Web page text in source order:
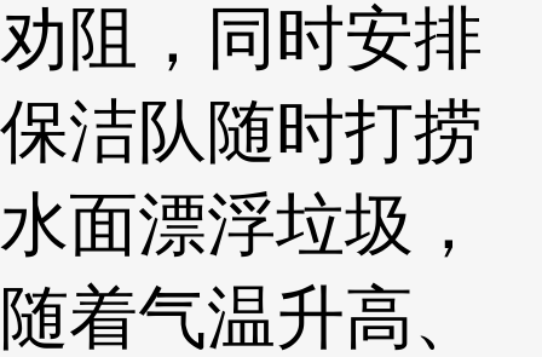
劝阻，同时安排
保洁队随时打捞
水面漂浮垃圾，
随着气温升高、